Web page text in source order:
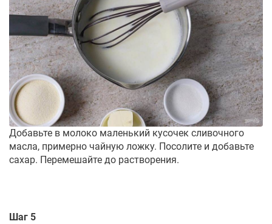
Добавьте в молоко маленький кусочек сливочного
масла, примерно чайную ложку. Посолите и добавьте
сахар. Перемешайте до растворения.
Шаг 5